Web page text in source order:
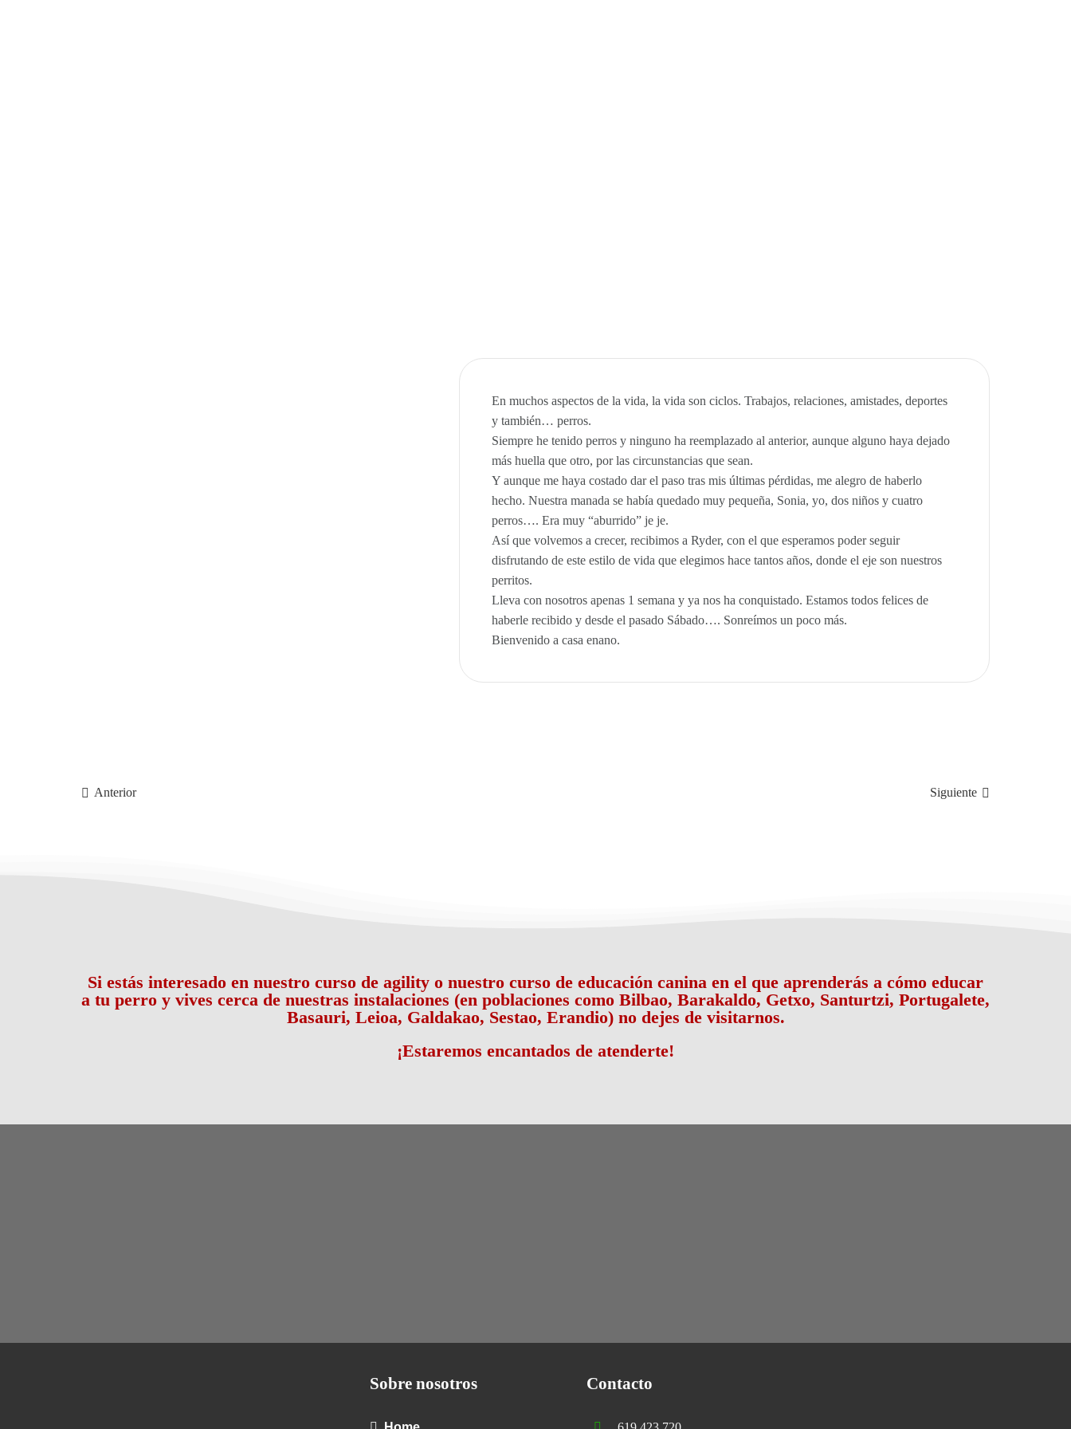
En muchos aspectos de la vida, la vida son ciclos. Trabajos, relaciones, amistades, deportes
y también… perros.
Siempre he tenido perros y ninguno ha reemplazado al anterior, aunque alguno haya dejado
más huella que otro, por las circunstancias que sean.
Y aunque me haya costado dar el paso tras mis últimas pérdidas, me alegro de haberlo
hecho. Nuestra manada se había quedado muy pequeña, Sonia, yo, dos niños y cuatro
perros…. Era muy “aburrido” je je.
Así que volvemos a crecer, recibimos a Ryder, con el que esperamos poder seguir
disfrutando de este estilo de vida que elegimos hace tantos años, donde el eje son nuestros
perritos.
Lleva con nosotros apenas 1 semana y ya nos ha conquistado. Estamos todos felices de
haberle recibido y desde el pasado Sábado…. Sonreímos un poco más.
Bienvenido a casa enano.
Anterior Siguiente
Si estás interesado en nuestro curso de agility o nuestro curso de educación canina en el que aprenderás a cómo educar
a tu perro y vives cerca de nuestras instalaciones (en poblaciones como Bilbao, Barakaldo, Getxo, Santurtzi, Portugalete,
Basauri, Leioa, Galdakao, Sestao, Erandio) no dejes de visitarnos.
¡Estaremos encantados de atenderte!
Sobre nosotros Contacto